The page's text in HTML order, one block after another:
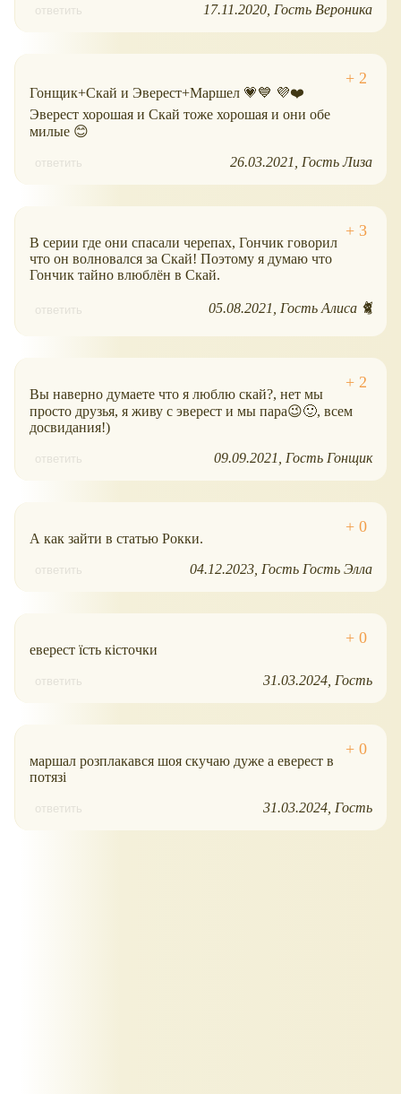
ответить 17.11.2020 Гость Вероника
Гонщик+Скай и Эверест+Маршел 💗💙 💜❤️
Эверест хорошая и Скай тоже хорошая и они обе
милые 😊
ответить 26.03.2021 Гость Лиза
В серии где они спасали черепах, Гончик говорил
что он волновался за Скай! Поэтому я думаю что
Гончик тайно влюблён в Скай.
ответить 05.08.2021 Гость Алиса 🐈
Вы наверно думаете что я люблю скай?, нет мы
просто друзья, я живу с эверест и мы пара😉🙂, всем
досвидания!)
ответить 09.09.2021 Гость Гонщик
А как зайти в статью Рокки.
ответить 04.12.2023 Гость Гость Элла
еверест їсть кісточки
ответить 31.03.2024 Гость
маршал розплакався шоя скучаю дуже а еверест в
потязі
ответить 31.03.2024 Гость